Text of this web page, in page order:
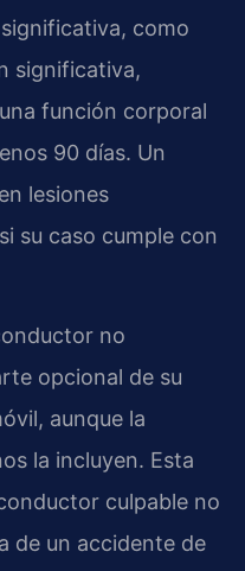
como
significativa,
función corporal
90 días. Un
lesiones
su caso cumple con
no
opcional de su
aunque la
la incluyen. Esta
culpable no
de un accidente de